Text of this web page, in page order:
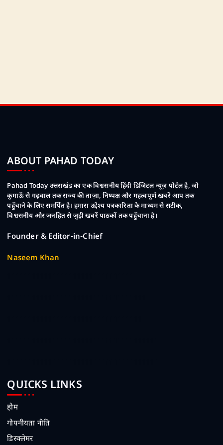
ABOUT PAHAD TODAY
Pahad Today उत्तराखंड का एक विश्वसनीय हिंदी डिजिटल न्यूज़ पोर्टल है, जो
कुमाऊँ से गढ़वाल तक राज्य की ताज़ा, निष्पक्ष और महत्वपूर्ण खबरें आप तक
पहुँचाने के लिए समर्पित है। हमारा उद्देश्य पत्रकारिता के माध्यम से सटीक,
विश्वसनीय और जनहित से जुड़ी खबरें पाठकों तक पहुँचाना है।
Founder & Editor-in-Chief
Naseem Khan
QUICKS LINKS
होम
गोपनीयता नीति
डिस्क्लेमर